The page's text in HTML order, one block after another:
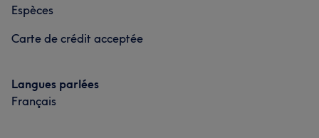
Espèces
Carte de crédit acceptée
Langues parlées
Français